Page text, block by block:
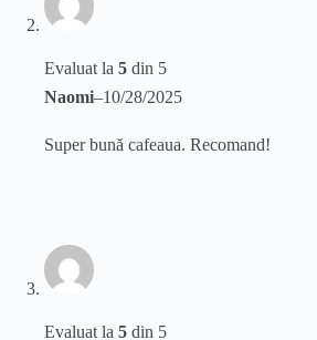
Evaluat la 5 din 5
Naomi–10/28/2025
Super bună cafeaua. Recomand!
Evaluat la 5 din 5